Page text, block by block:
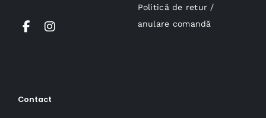
Politică de retur /
anulare comandă
Contact